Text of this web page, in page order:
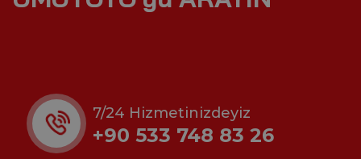
7/24 Hizmetinizdeyiz
+90 533 748 83 26